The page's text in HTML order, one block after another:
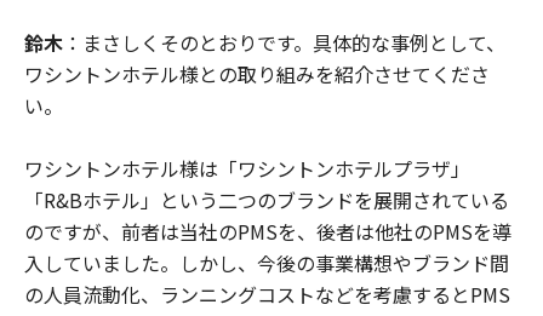
鈴木 ：まさしくそのとおりです。具体的な事例として、
ワシントンホテル様との取り組みを紹介させてくださ
い。
ワシントンホテル様は「ワシントンホテルプラザ」
「R&Bホテル」という二つのブランドを展開されている
のですが、前者は当社のPMSを、後者は他社のPMSを導
入していました。しかし、今後の事業構想やブランド間
の人員流動化、ランニングコストなどを考慮するとPMS